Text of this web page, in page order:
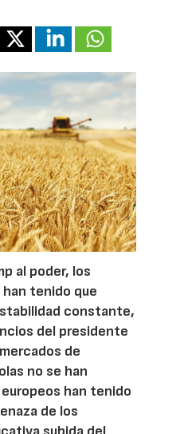
al poder, los
tenido que
constante,
del presidente
de
no se han
han tenido
de los